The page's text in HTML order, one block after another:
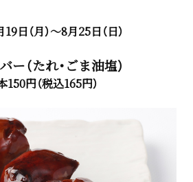
日（月）～8月25日（日）
ー（たれ・ごま油塩）
150円（税込165円）